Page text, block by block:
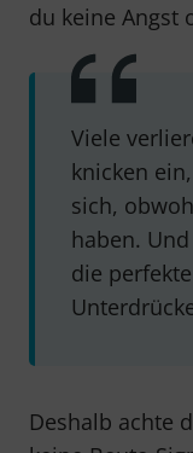
du keine Angst
Viele
knicken
sich,
haben.
die
Deshalb achte